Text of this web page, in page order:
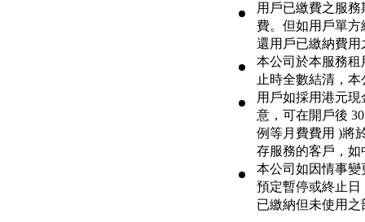
用戶已繳費之服
費。但如用戶單
還用戶已繳納費
本公司於本服務
止時全數結清，
用戶如採用港元
意，可在開戶後
例等月費費用 )將
存服務的客戶，
本公司如因情事
預定暫停或終止
已繳納但未使用